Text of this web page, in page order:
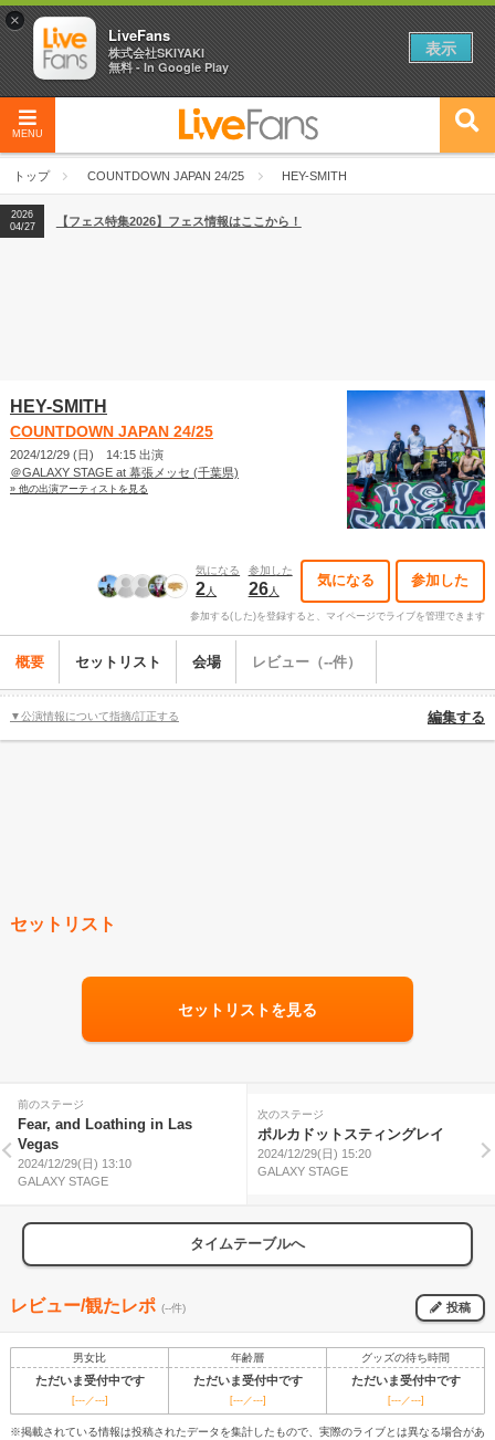
MENU
トップ COUNTDOWN JAPAN 24/25 HEY-SMITH
2026
04/27
2026
【ライブ動員ランキング】2026年上半期編発表！
2026
04/27
【フェス特集2026】フェス情報はここから！
HEY-SMITH
COUNTDOWN JAPAN 24/25
2024/12/29 (日) 14:15 出演
＠GALAXY STAGE at 幕張メッセ (千葉県)
» 他の出演アーティストを見る
気になる
2人
参加した
26人
気になる 参加した
参加する(した)を登録すると、マイページでライブを管理できます
概要 セットリスト 会場 レビュー（--件）
▼公演情報について指摘/訂正する 編集する
セットリスト
セットリストを見る
前のステージ
Fear, and Loathing in Las
Vegas
2024/12/29(日) 13:10
GALAXY STAGE
次のステージ
ポルカドットスティングレイ
2024/12/29(日) 15:20
GALAXY STAGE
タイムテーブルへ
レビュー/観たレポ (--件) 投稿
男女比 年齢層 グッズの待ち時間
ただいま受付中です ただいま受付中です ただいま受付中です
[---／---] [---／---] [---／---]
※掲載されている情報は投稿されたデータを集計したもので、実際のライブとは異なる場合があ
×
LiveFans
株式会社SKIYAKI
無料 - In Google Play
表示